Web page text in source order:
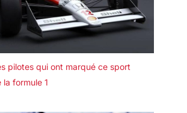
pilotes qui ont marqué ce sport
la formule 1